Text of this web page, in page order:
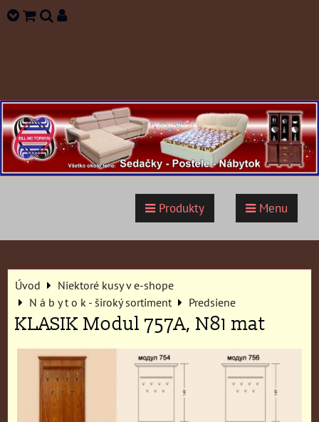
Produkty Menu
Úvod
Niektoré kusy v e-shope
N á b y t o k - široký sortiment
Predsiene
KLASIK Modul 757A, N81 mat